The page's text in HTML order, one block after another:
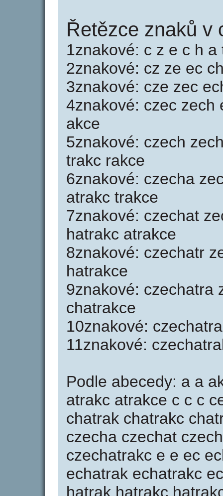
Řetězce znaků v
1znakové: c z e c h a
2znakové: cz ze ec
3znakové: cze zec
4znakové: czec zech
akce
5znakové: czech
trakc rakce
6znakové: czecha
atrakc trakce
7znakové: czechat
hatrakc atrakce
8znakové: czechatr
hatrakce
9znakové: czechatra
chatrakce
10znakové:
11znakové:
Podle abecedy: a a
atrakc atrakce c c c
chatrak chatrakc
czecha czechat
czechatrakc e e ec
echatrak echatrakc
hatrak hatrakc